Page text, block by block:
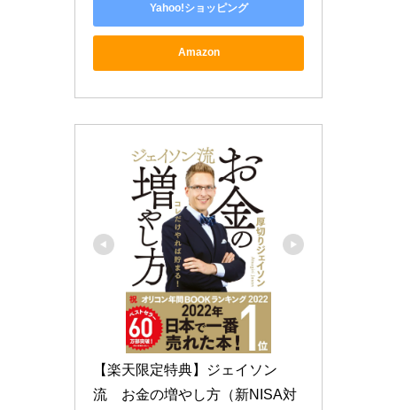
Yahoo!ショッピング
Amazon
【楽天限定特典】ジェイソン
流　お金の増やし方（新NISA対